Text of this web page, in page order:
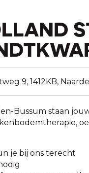
9, 1412KB,
Bussum staan
je bij ons terecht